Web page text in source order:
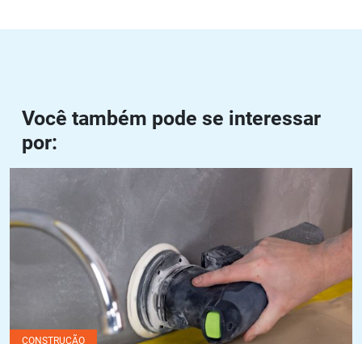
Você também pode se interessar
por:
Disco para lixar concreto: como escolher e utilizar
CONSTRUÇÃO